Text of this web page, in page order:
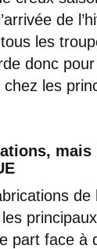
de
les
donc
les
mais
de
part face à